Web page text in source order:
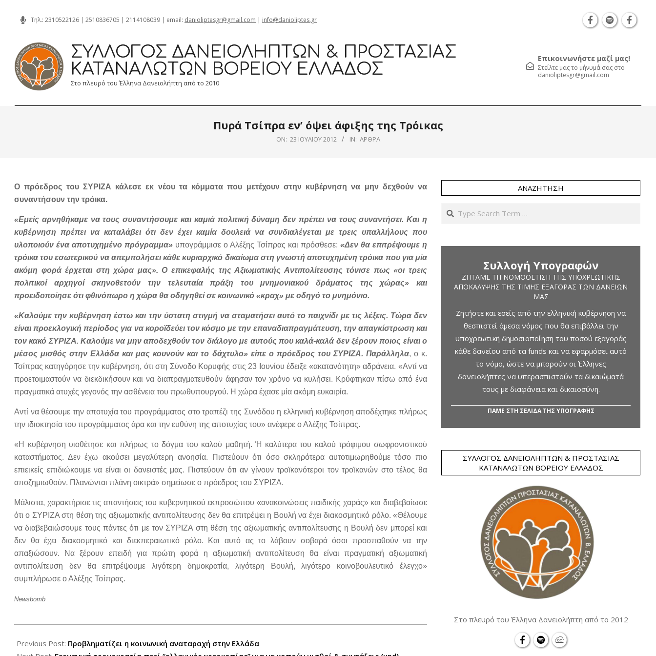
content
Τηλ.: 2310522126 | 2510836705 | 2114108039 | email: danioliptesgr@gmail.com | info@danioliptes.gr
ΣΎΛΛΟΓΟΣ ΔΑΝΕΙΟΛΗΠΤΏΝ & ΠΡΟΣΤΑΣΊΑΣ
ΚΑΤΑΝΑΛΩΤΏΝ ΒΟΡΕΊΟΥ ΕΛΛΆΔΟΣ
Στο πλευρό του Έλληνα Δανειολήπτη από το 2010
Επικοινωνήστε μαζί μας!
Στείλτε μας το μήνυμά σας στο
danioliptesgr@gmail.com
Πυρά Τσίπρα εν’ όψει άφιξης της Τρόικας
ON: 23 ΙΟΥΛΊΟΥ 2012 IN: ΆΡΘΡΑ
Ο πρόεδρος του ΣΥΡΙΖΑ κάλεσε εκ νέου τα κόμματα που μετέχουν στην κυβέρνηση να μην δεχθούν να
συναντήσουν την τρόικα.
«Εμείς αρνηθήκαμε να τους συναντήσουμε και καμιά πολιτική δύναμη δεν πρέπει να τους συναντήσει. Και η
κυβέρνηση πρέπει να καταλάβει ότι δεν έχει καμία δουλειά να συνδιαλέγεται με τρεις υπαλλήλους που
υλοποιούν ένα αποτυχημένο πρόγραμμα» υπογράμμισε ο Αλέξης Τσίπρας και πρόσθεσε: «Δεν θα επιτρέψουμε η
τρόικα του εσωτερικού να απεμπολήσει κάθε κυριαρχικό δικαίωμα στη γνωστή αποτυχημένη τρόικα που για μία
ακόμη φορά έρχεται στη χώρα μας». Ο επικεφαλής της Αξιωματικής Αντιπολίτευσης τόνισε πως «οι τρεις
πολιτικοί αρχηγοί σκηνοθετούν την τελευταία πράξη του μνημονιακού δράματος της χώρας» και
προειδοποίησε ότι φθινόπωρο η χώρα θα οδηγηθεί σε κοινωνικό «κραχ» με οδηγό το μνημόνιο.
«Καλούμε την κυβέρνηση έστω και την ύστατη στιγμή να σταματήσει αυτό το παιχνίδι με τις λέξεις. Τώρα δεν
είναι προεκλογική περίοδος για να κοροϊδεύει τον κόσμο με την επαναδιαπραγμάτευση, την απαγκίστρωση και
τον κακό ΣΥΡΙΖΑ. Καλούμε να μην αποδεχθούν τον διάλογο με αυτούς που καλά-καλά δεν ξέρουν ποιος είναι ο
μέσος μισθός στην Ελλάδα και μας κουνούν και το δάχτυλο» είπε ο πρόεδρος του ΣΥΡΙΖΑ. Παράλληλα, ο κ.
Τσίπρας κατηγόρησε την κυβέρνηση, ότι στη Σύνοδο Κορυφής στις 23 Ιουνίου έδειξε «ακατανότητη» αδράνεια. «Αντί να
προετοιμαστούν να διεκδικήσουν και να διαπραγματευθούν άφησαν τον χρόνο να κυλήσει. Κρύφτηκαν πίσω από ένα
πραγματικά ατυχές γεγονός την ασθένεια του πρωθυπουργού. Η χώρα έχασε μία ακόμη ευκαιρία.
Αντί να θέσουμε την αποτυχία του προγράμματος στο τραπέζι της Συνόδου η ελληνική κυβέρνηση αποδέχτηκε πλήρως
την ιδιοκτησία του προγράμματος άρα και την ευθύνη της αποτυχίας του» ανέφερε ο Αλέξης Τσίπρας.
«Η κυβέρνηση υιοθέτησε και πλήρως το δόγμα του καλού μαθητή. Ή καλύτερα του καλού τρόφιμου σωφρονιστικού
καταστήματος. Δεν έχω ακούσει μεγαλύτερη ανοησία. Πιστεύουν ότι όσο σκληρότερα αυτοτιμωρηθούμε τόσο πιο
επιεικείς επιδιώκουμε να είναι οι δανειστές μας. Πιστεύουν ότι αν γίνουν τροϊκανότεροι τον τροϊκανών στο τέλος θα
αποζημιωθούν. Πλανώνται πλάνη οικτρά» σημείωσε ο πρόεδρος του ΣΥΡΙΖΑ.
Μάλιστα, χαρακτήρισε τις απαντήσεις του κυβερνητικού εκπροσώπου «ανακοινώσεις παιδικής χαράς» και διαβεβαίωσε
ότι ο ΣΥΡΙΖΑ στη θέση της αξιωματικής αντιπολίτευσης δεν θα επιτρέψει η Βουλή να έχει διακοσμητικό ρόλο. «Θέλουμε
να διαβεβαιώσουμε τους πάντες ότι με τον ΣΥΡΙΖΑ στη θέση της αξιωματικής αντιπολίτευσης η Βουλή δεν μπορεί και
δεν θα έχει διακοσμητικό και διεκπεραιωτικό ρόλο. Και αυτό ας το λάβουν σοβαρά όσοι προσπαθούν να την
απαξιώσουν. Να ξέρουν επειδή για πρώτη φορά η αξιωματική αντιπολίτευση θα είναι πραγματική αξιωματική
αντιπολίτευση δεν θα επιτρέψουμε λιγότερη δημοκρατία, λιγότερη Βουλή, λιγότερο κοινοβουλευτικό έλεγχο»
συμπλήρωσε ο Αλέξης Τσίπρας.
Newsbomb
07-
Previous Post: Προβληματίζει η κοινωνική αναταραχή στην Ελλάδα
ΑΝΑΖΉΤΗΣΗ
Search
Συλλογή Υπογραφών
ΖΗΤΆΜΕ ΤΗ ΝΟΜΟΘΈΤΙΣΗ ΤΗΣ ΥΠΟΧΡΕΩΤΙΚΉΣ
ΑΠΟΚΆΛΥΨΗΣ ΤΗΣ ΤΙΜΉΣ ΕΞΑΓΟΡΆΣ ΤΩΝ ΔΑΝΕΊΩΝ
ΜΑΣ
Ζητήστε και εσείς από την ελληνική κυβέρνηση να
θεσπιστεί άμεσα νόμος που θα επιβάλλει την
υποχρεωτική δημοσιοποίηση του ποσού εξαγοράς
κάθε δανείου από τα funds και να εφαρμόσει αυτό
το νόμο, ώστε να μπορούν οι Έλληνες
δανειολήπτες να υπερασπιστούν τα δικαιώματά
τους με διαφάνεια και δικαιοσύνη.
ΠΑΜΕ ΣΤΗ ΣΕΛΙΔΑ ΤΗΣ ΥΠΟΓΡΑΦΗΣ
ΣΎΛΛΟΓΟΣ ΔΑΝΕΙΟΛΗΠΤΏΝ & ΠΡΟΣΤΑΣΊΑΣ
ΚΑΤΑΝΑΛΩΤΏΝ ΒΟΡΕΊΟΥ ΕΛΛΆΔΟΣ
Στο πλευρό του Έλληνα Δανειολήπτη από το 2012